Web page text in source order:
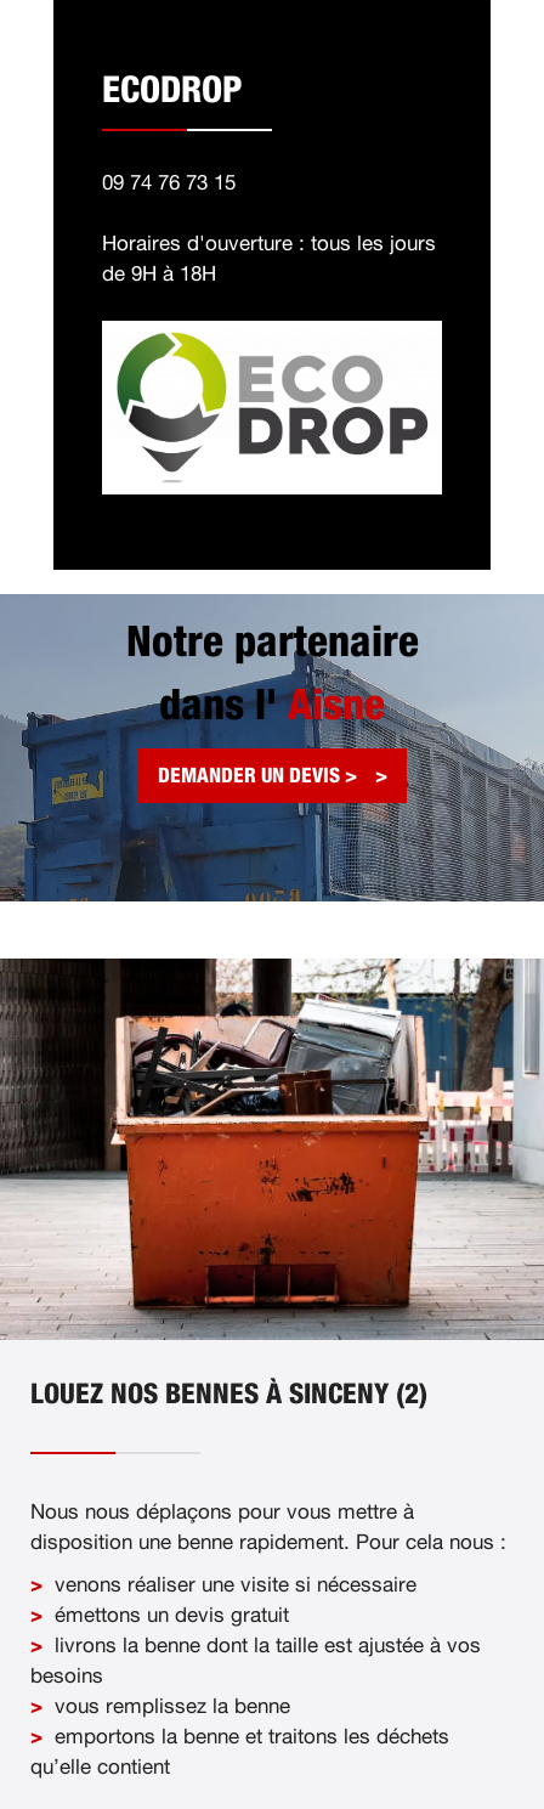
ECODROP
09 74 76 73 15
Horaires d'ouverture : tous les jours
de 9H à 18H
Notre partenaire
dans l'Aisne
DEMANDER UN DEVIS >
LOUEZ NOS BENNES À SINCENY (2)
Nous nous déplaçons pour vous mettre à
disposition une benne rapidement. Pour cela nous :
venons réaliser une visite si nécessaire
émettons un devis gratuit
livrons la benne dont la taille est ajustée à vos
besoins
vous remplissez la benne
emportons la benne et traitons les déchets
qu’elle contient